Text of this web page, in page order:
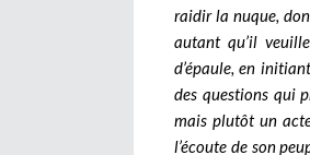
raidir la nuque,
autant qu’il
d’épaule, en
des questions qui
mais plutôt un
l’écoute de son